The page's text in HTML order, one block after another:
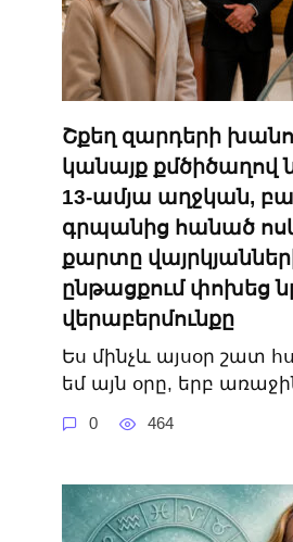
Շքեղ զարդերի
կանայք քմծիծաղով
13-ամյա աղջկան,
գրպանից հանած
քարտը
ընթացքում փոխեց
վերաբերմունքը
Ես մինչև այսօր շատ
եմ այն օրը, երբ
0 464